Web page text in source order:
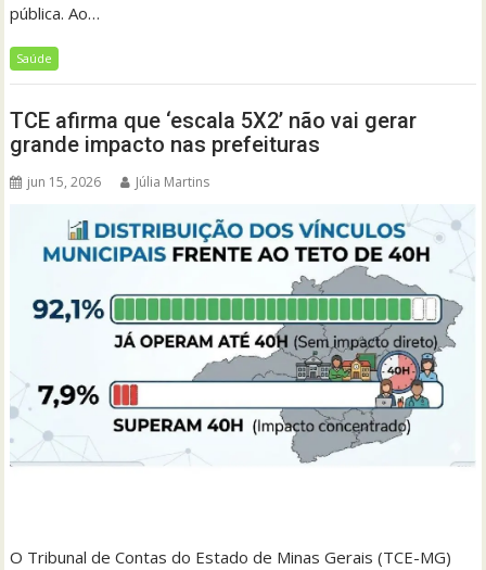
pública. Ao…
Saúde
TCE afirma que ‘escala 5X2’ não vai gerar
grande impacto nas prefeituras
jun 15, 2026 Júlia Martins
O Tribunal de Contas do Estado de Minas Gerais (TCE-MG)